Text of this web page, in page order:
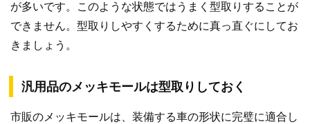
が多いです。このような状態ではうまく型取りすることが
できません。型取りしやすくするために真っ直ぐにしてお
きましょう。
汎用品のメッキモールは型取りしておく
市販のメッキモールは、装備する車の形状に完璧に適合し